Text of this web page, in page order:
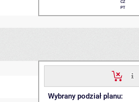
CZ
PT
Wybrany podział planu: